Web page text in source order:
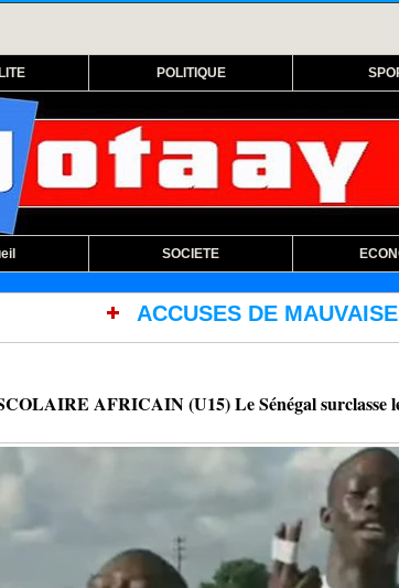
POLITIQUE
SOCIETE
MAUVAISES CONDITIONS DE
AFRICAIN (U15) Le Sénégal surclasse